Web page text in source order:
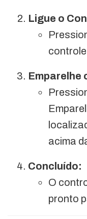
Ligue o
Emparelhe
acima
Concluído:
O
pronto